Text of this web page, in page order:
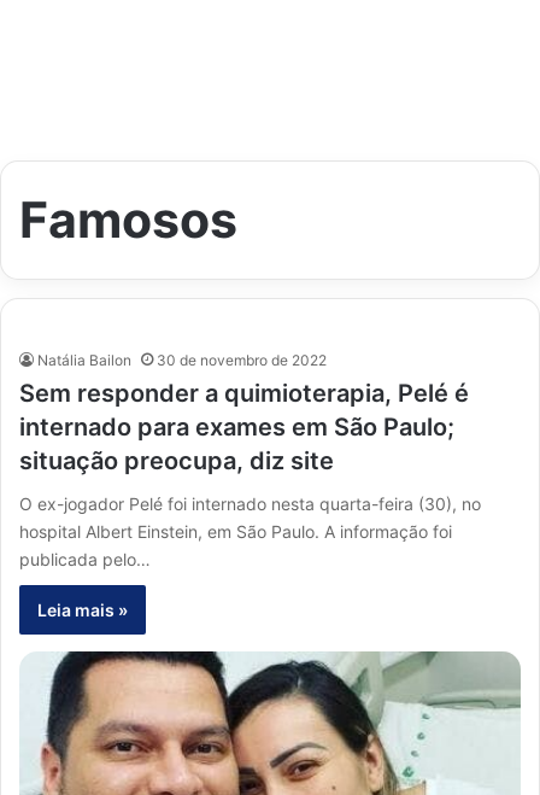
Famosos
Natália Bailon 30 de novembro de 2022
Sem responder a quimioterapia, Pelé é
internado para exames em São Paulo;
situação preocupa, diz site
O ex-jogador Pelé foi internado nesta quarta-feira (30), no
hospital Albert Einstein, em São Paulo. A informação foi
publicada pelo…
Leia mais »